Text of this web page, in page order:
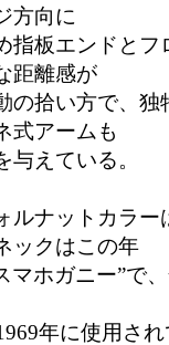
方向に
指板エンドと
距離感が
の拾い方で、
式アームも
えている。
ナットカラー
ックはこの年
マホガニー”で
年に使用さ